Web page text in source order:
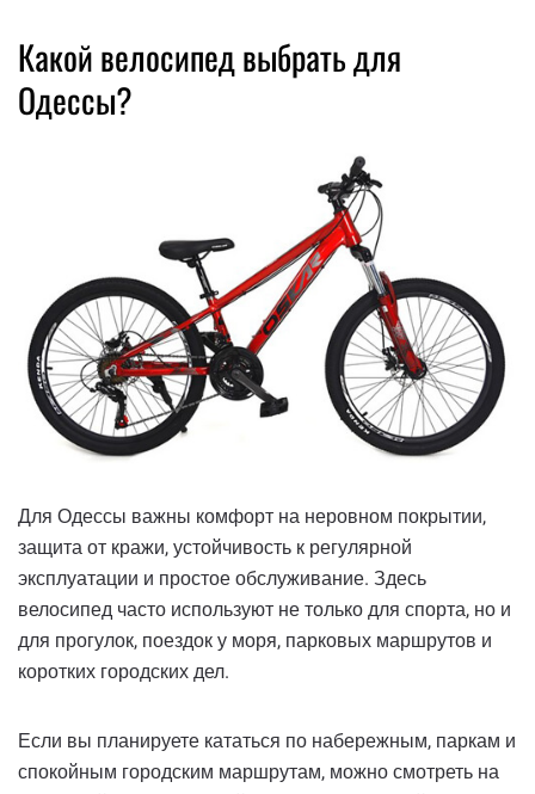
Какой велосипед выбрать для
Одессы?
Для Одессы важны комфорт на неровном покрытии,
защита от кражи, устойчивость к регулярной
эксплуатации и простое обслуживание. Здесь
велосипед часто используют не только для спорта, но и
для прогулок, поездок у моря, парковых маршрутов и
коротких городских дел.
Если вы планируете кататься по набережным, паркам и
спокойным городским маршрутам, можно смотреть на